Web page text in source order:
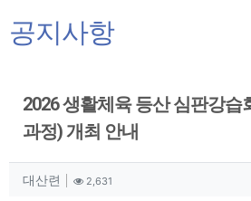
공지사항
2026 생활체육 등산 심판강습
과정) 개최 안내
작성자 정보
대산련 작성2,631조회